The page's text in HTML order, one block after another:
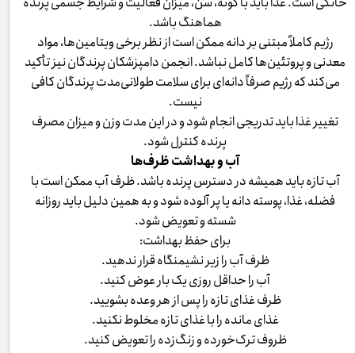
هماهنگ باشد.
رژیم کاملاً مبتنی بر دانه ممکن است از نظر برخی ویتامین‌ها، مواد
معدنی و پروتئین‌ها کامل نباشد. انجمن دامپزشکان پرندگان نیز تأکید
می‌کند که رژیم صرفاً دانه‌ای برای سلامت طولانی‌مدت پرندگان کافی
نیست.
تغییر غذا باید تدریجی انجام شود و در این مدت وزن و میزان مصرف
پرنده کنترل شود.
آب و بهداشت ظرف‌ها
آب تازه باید همیشه در دسترس پرنده باشد. ظرف آب ممکن است با
فضله، غذا، پوسته دانه یا پر آلوده شود و به همین دلیل باید روزانه
شسته و تعویض شود.
برای حفظ بهداشت:
ظرف آب را زیر نشیمنگاه قرار ندهید.
آب را حداقل روزی یک بار عوض کنید.
ظرف غذای تازه را پس از هر وعده بشویید.
غذای مانده را با غذای تازه مخلوط نکنید.
ظروف ترک‌خورده و زنگ‌زده را تعویض کنید.